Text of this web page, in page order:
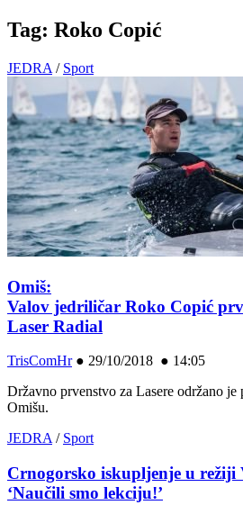
Tag: Roko Copić
JEDRA / Sport
Omiš:
Valov jedriličar Roko Copić
Laser Radial
TrisComHr● 29/10/2018 ● 14:05
Državno prvenstvo za Lasere održano je
Omišu.
JEDRA / Sport
Crnogorsko iskupljenje u režiji
‘Naučili smo lekciju!’